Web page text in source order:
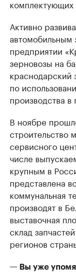
Активно
автомобильным
предприятии
зерновозы на
краснодарский
по
производства
В ноябре
строительство
сервисного
числе
крупным в
представлена
коммунальная
производят в
выставочная
склад
регионов
— Вы уже